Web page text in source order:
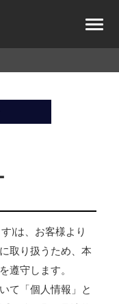
)は、お客様より
取り扱うため、本
遵守します。
て「個人情報」と